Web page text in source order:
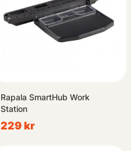
Rapala SmartHub Work
Station
229 kr